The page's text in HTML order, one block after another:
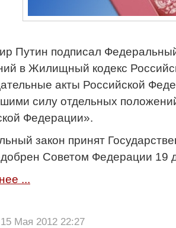
Путин подписал
в Жилищный кодекс
акты Российской
силу отдельных
Федерации».
закон принят
Советом Федерации 19
...
Мая 2012 22:27